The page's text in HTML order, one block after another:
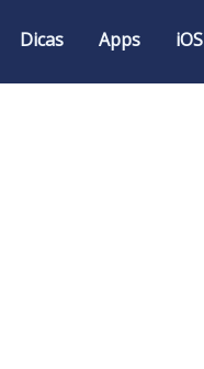
Dicas Apps iOS